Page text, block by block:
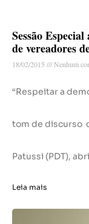
Sessão
de vereadores
18/02/2015 Nenhum
“Respeitar a
tom de discurso
Patussi (PDT),
Leia mais